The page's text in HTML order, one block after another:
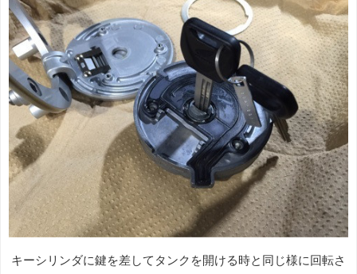
キーシリンダに鍵を差してタンクを開ける時と同じ様に回転さ